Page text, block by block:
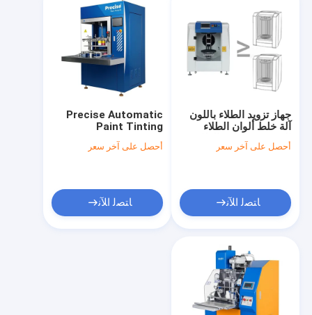
منتجات
أشرطة فيديو
Precise Automatic
Paint Tinting
Machine for Up To 16
Colors 114Kg
أحصل على آخر سعر
ﺎﺘﺼﻟ ﺍﻶﻧ
جهاز تزويد الطلاء باللون
آلة خلط ألوان الطلاء
المحوسبة ومزج الطلاء
أحصل على آخر سعر
ﺎﺘﺼﻟ ﺍﻶﻧ